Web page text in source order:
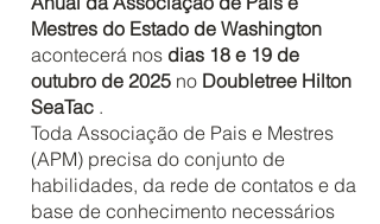
Mestres do Estado de Washington
acontecerá nos dias 18 e 19 de
outubro de 2025 no Doubletree Hilton
SeaTac .
Toda Associação de Pais e Mestres
(APM) precisa do conjunto de
habilidades, da rede de contatos e da
base de conhecimento necessários